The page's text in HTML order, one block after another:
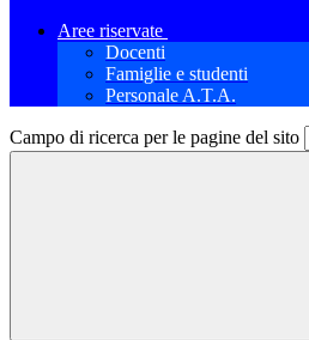
Aree riservate
Docenti
Famiglie e studenti
Personale A.T.A.
Campo di ricerca per le pagine del sito